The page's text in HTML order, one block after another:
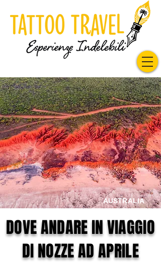
AUSTRALIA
DOVE ANDARE IN VIAGGIO
DI NOZZE AD APRILE